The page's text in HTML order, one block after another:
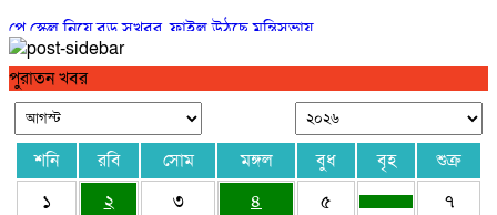
পে স্কেল নিয়ে বড় সুখবর, ফাইল উঠছে মন্ত্রিসভায়
গণঅভ্যুত্থান ছিল ১৭ বছরের ধারাবাহিক আন্দোলনের ফসল : স্বরাষ্ট্রমন্ত্রী
পুরাতন খবর
শনি রবি সোম মঙ্গল বুধ বৃহ
শুক্র
১
২ ৩ ৪ ৫
৭